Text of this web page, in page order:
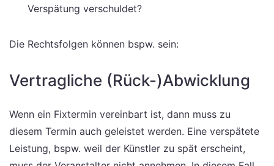
Verspätung verschuldet?
Die Rechtsfolgen können bspw. sein:
Vertragliche (Rück-)Abwicklung
Wenn ein Fixtermin vereinbart ist, dann muss zu
diesem Termin auch geleistet werden. Eine verspätete
Leistung, bspw. weil der Künstler zu spät erscheint,